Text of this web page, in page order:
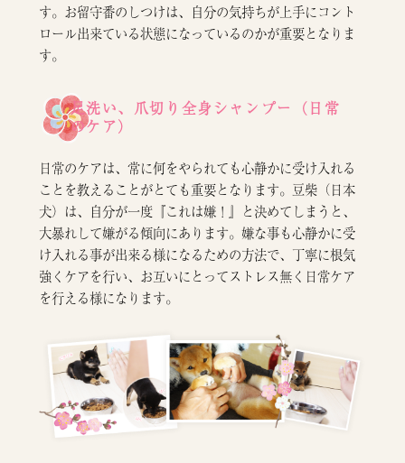
す。お留守番のしつけは、自分の気持ちが上手にコント
ロール出来ている状態になっているのかが重要となりま
す。
足洗い、爪切り全身シャンプー（日常
のケア）
日常のケアは、常に何をやられても心静かに受け入れる
ことを教えることがとても重要となります。豆柴（日本
犬）は、自分が一度『これは嫌！』と決めてしまうと、
大暴れして嫌がる傾向にあります。嫌な事も心静かに受
け入れる事が出来る様になるための方法で、丁寧に根気
強くケアを行い、お互いにとってストレス無く日常ケア
を行える様になります。